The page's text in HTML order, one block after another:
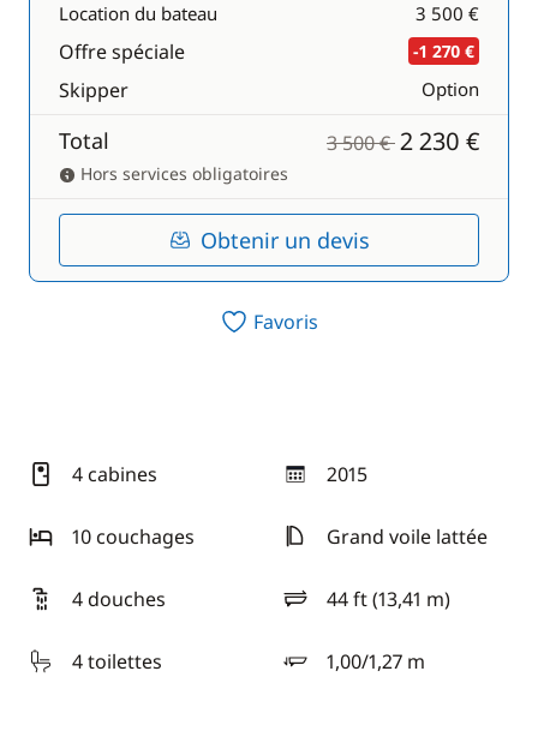
Location du bateau 3 500 €
Offre spéciale -1 270 €
Skipper Option
Total 3 500 €2 230 €
Hors services obligatoires
Obtenir un devis
Favoris
4 cabines 2015
année
10 couchages
Grand voile lattée
4 douches 44 ft (13,41 m)
longueur
4 toilettes
1,00/1,27 m
tirant d'eau